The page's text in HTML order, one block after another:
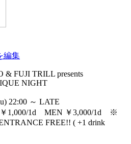
編集
& FUJI TRILL presents
NIGHT
22:00 ～ LATE
1,000/1d MEN ￥3,000/1d ※
FREE!! ( +1 drink